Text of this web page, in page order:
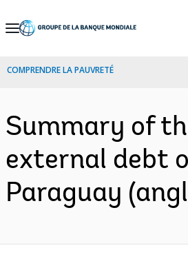
Skip
Navigation
COMPRENDRE LA PAUVRETÉ
Summary of
external debt
Paraguay